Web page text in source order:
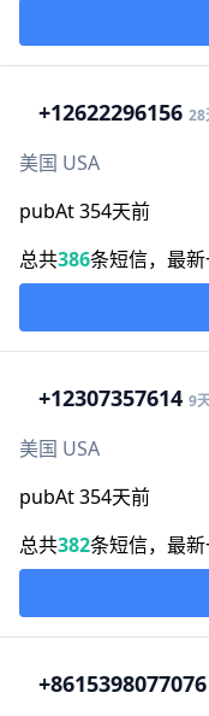
+12622296156 28
美国 USA
pubAt 354天前
总共386条短信，最
+12307357614 9
美国 USA
pubAt 354天前
总共382条短信，最
+8615398077076